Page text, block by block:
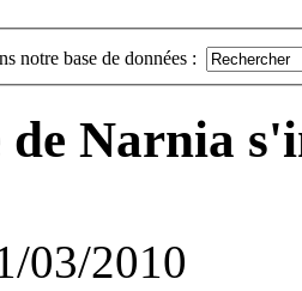
notre base de données :
Narnia
03/2010